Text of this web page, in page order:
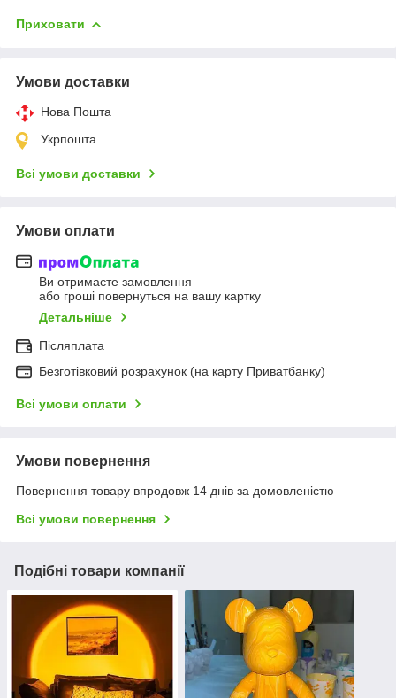
Приховати
Умови доставки
Нова Пошта
Укрпошта
Всі умови доставки
Умови оплати
Ви отримаєте замовлення
або гроші повернуться на вашу картку
Детальніше
Післяплата
Безготівковий розрахунок (на карту Приватбанку)
Всі умови оплати
Умови повернення
Повернення товару впродовж 14 днів за домовленістю
Всі умови повернення
Подібні товари компанії